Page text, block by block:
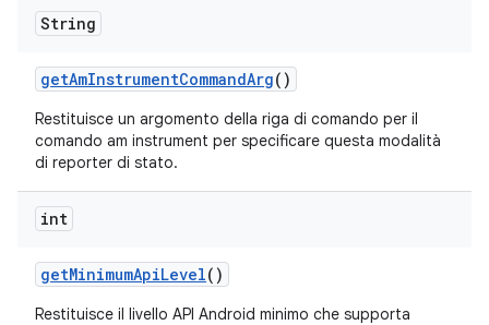
String
getAmInstrumentCommandArg()
Restituisce un argomento della riga di comando per il
comando am instrument per specificare questa modalità
di reporter di stato.
int
getMinimumApiLevel()
Restituisce il livello API Android minimo che supporta